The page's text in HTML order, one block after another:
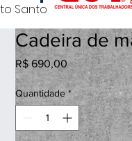
Santo
Cadeira de
R$ 690,00Preço
Quantidade *